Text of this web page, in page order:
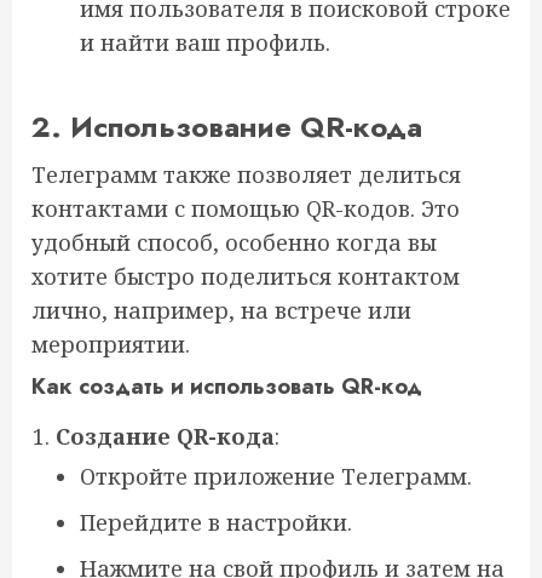
имя пользователя в поисковой строке
и найти ваш профиль.
2. Использование QR-кода
Телеграмм также позволяет делиться
контактами с помощью QR-кодов. Это
удобный способ, особенно когда вы
хотите быстро поделиться контактом
лично, например, на встрече или
мероприятии.
Как создать и использовать QR-код
Создание QR-кода:
Откройте приложение Телеграмм.
Перейдите в настройки.
Нажмите на свой профиль и затем на